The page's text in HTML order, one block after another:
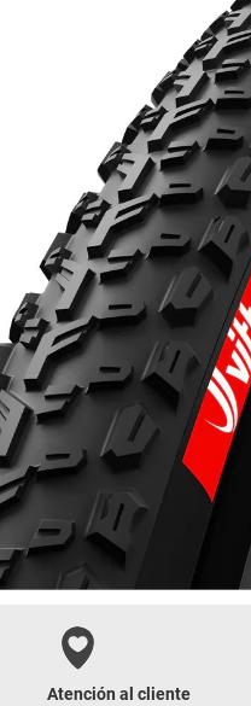
Atención al cliente